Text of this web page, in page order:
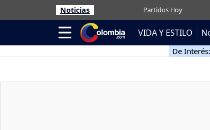
Noticias Partidos Hoy
VIDA Y ESTILO
De Interés: